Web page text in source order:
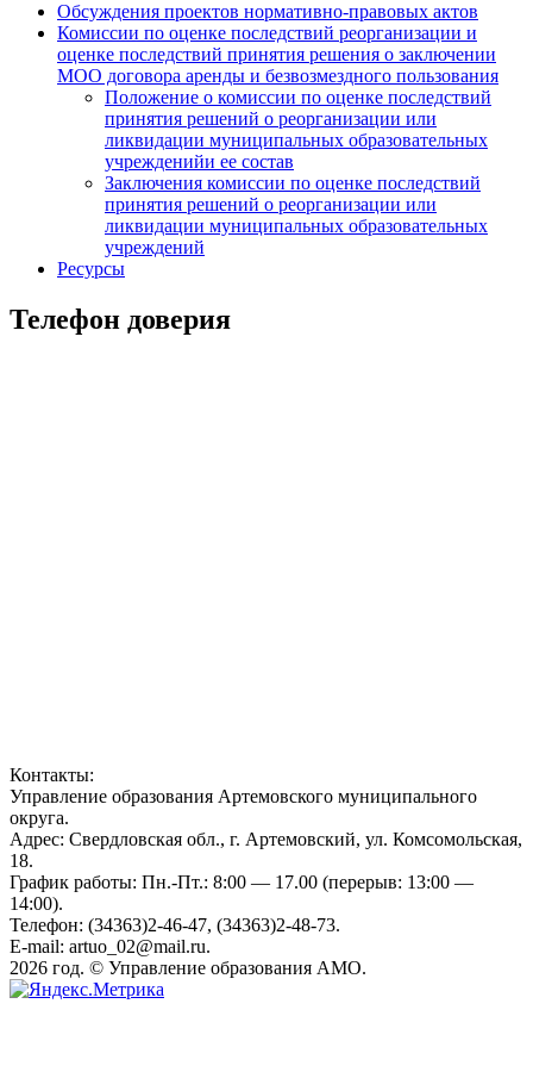
Обсуждения проектов нормативно-правовых актов
Комиссии по оценке последствий реорганизации и
оценке последствий принятия решения о заключении
МОО договора аренды и безвозмездного пользования
Положение о комиссии по оценке последствий
принятия решений о реорганизации или
ликвидации муниципальных образовательных
учрежденийи ее состав
Заключения комиссии по оценке последствий
принятия решений о реорганизации или
ликвидации муниципальных образовательных
учреждений
Ресурсы
Телефон доверия
Контакты:
Управление образования Артемовского муниципального
округа.
Адрес: Свердловская обл., г. Артемовский, ул. Комсомольская,
18.
График работы: Пн.-Пт.: 8:00 — 17.00 (перерыв: 13:00 —
14:00).
Телефон: (34363)2-46-47, (34363)2-48-73.
E-mail: artuo_02@mail.ru.
2026 год. © Управление образования АМО.